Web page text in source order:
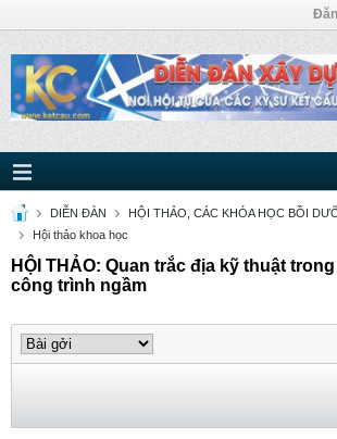
DIỄN ĐÀN
HỘI THẢO, CÁC KHÓA HỌC BỒI
Hội thảo khoa học
HỘI THẢO: Quan trắc địa kỹ thuật
công trình ngầm